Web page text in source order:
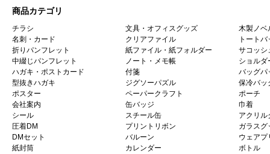
商品カテゴリ
チラシ
名刺・カード
折りパンフレット
中綴じパンフレット
ハガキ・ポストカード
型抜きハガキ
ポスター
会社案内
シール
圧着DM
DMセット
紙封筒
文具・オフィスグッズ
クリアファイル
紙ファイル・紙フォルダー
ノート・メモ帳
付箋
ジグソーパズル
ペーパークラフト
缶バッジ
スチール缶
プリントリボン
バルーン
カレンダー
木製ノベ
トートバ
サコッシ
ショルダ
バッグパ
保冷バッ
ポーチ
巾着
アクリル
ガラスグ
ウェアプ
ボトル